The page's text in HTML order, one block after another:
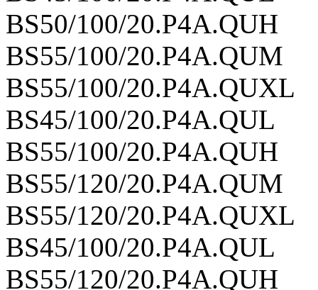
BS50/100/20.P4A.QUH
BS55/100/20.P4A.QUM
BS55/100/20.P4A.QUXL
BS45/100/20.P4A.QUL
BS55/100/20.P4A.QUH
BS55/120/20.P4A.QUM
BS55/120/20.P4A.QUXL
BS45/100/20.P4A.QUL
BS55/120/20.P4A.QUH